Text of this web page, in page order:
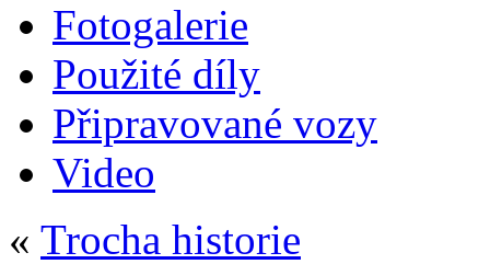
Fotogalerie
Použité díly
Připravované vozy
Video
« Trocha historie